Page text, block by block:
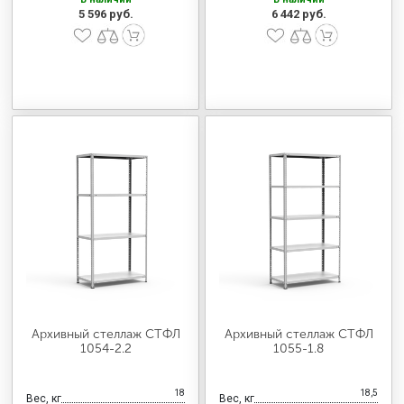
5 596 руб. 6 442 руб.
Архивный стеллаж СТФЛ
1054-2.2
Вес, кг 18
Архивный стеллаж СТФЛ
1055-1.8
Вес, кг 18,5